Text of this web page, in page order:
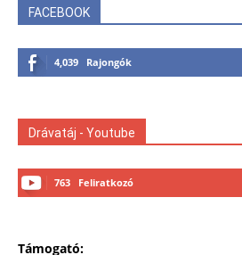
FACEBOOK
4,039 Rajongók
Drávatáj - Youtube
763 Feliratkozó
Támogató: